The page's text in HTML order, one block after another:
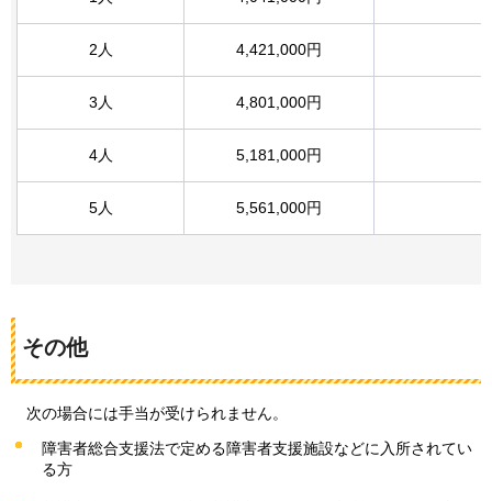
2人 4,421,000円
3人 4,801,000円
4人 5,181,000円
5人 5,561,000円
その他
次の場合には手当が受けられません。
障害者総合支援法で定める障害者支援施設などに入所されてい
る方